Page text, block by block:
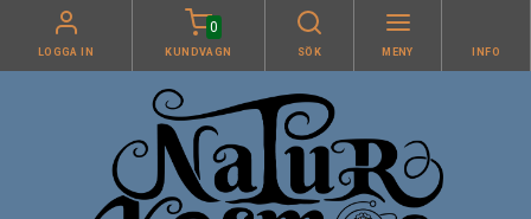
LOGGA IN
0
KUNDVAGN SÖK MENY INFO